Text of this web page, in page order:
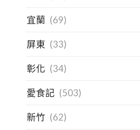
宜蘭 (69)
屏東 (33)
彰化 (34)
愛食記 (503)
新竹 (62)